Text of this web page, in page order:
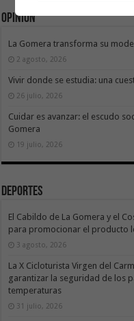
Opinión
La Gomera transforma su
2 agosto, 2026
Vivir donde se estudia: una
26 julio, 2026
Cuidar es avanzar: el escudo
Gomera
19 julio, 2026
Deportes
El Cabildo de La Gomera y el
para promocionar el producto
3 agosto, 2026
La X Cicloturista Virgen del
garantizar la seguridad de los
temperaturas
31 julio, 2026